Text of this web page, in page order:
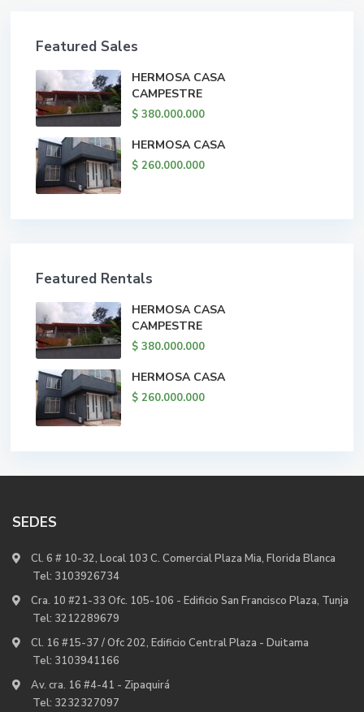
Featured Sales
HERMOSA CASA
CAMPESTRE
$ 380.000.000
HERMOSA CASA
$ 260.000.000
Featured Rentals
HERMOSA CASA
CAMPESTRE
$ 380.000.000
HERMOSA CASA
$ 260.000.000
SEDES
Cl. 6 # 10-32, Local 103 C. Comercial Plaza Mia, Florida Blanca
Tel: 3103926734
Cra. 10 #21-33 Ofc. 105-106 - Edificio San Francisco Plaza, Tunja
Tel: 3212289679
Cl. 16 #15-37 / Ofc 202, Edificio Central Plaza - Duitama
Tel: 3103941166
Av. cra. 16 #4-41 - Zipaquirá
Tel: 3232327097